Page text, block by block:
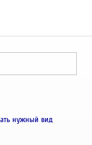
нужный вид